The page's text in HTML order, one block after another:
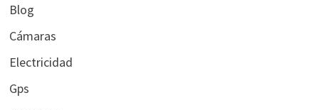
Blog
Cámaras
Electricidad
Gps